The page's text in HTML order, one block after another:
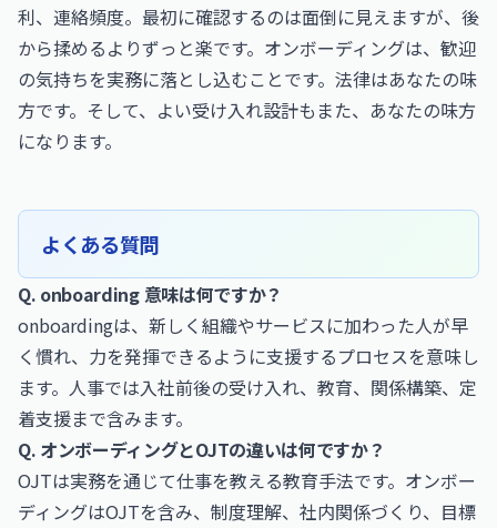
利、連絡頻度。最初に確認するのは面倒に見えますが、後
から揉めるよりずっと楽です。オンボーディングは、歓迎
の気持ちを実務に落とし込むことです。法律はあなたの味
方です。そして、よい受け入れ設計もまた、あなたの味方
になります。
よくある質問
Q. onboarding 意味は何ですか？
onboardingは、新しく組織やサービスに加わった人が早
く慣れ、力を発揮できるように支援するプロセスを意味し
ます。人事では入社前後の受け入れ、教育、関係構築、定
着支援まで含みます。
Q. オンボーディングとOJTの違いは何ですか？
OJTは実務を通じて仕事を教える教育手法です。オンボー
ディングはOJTを含み、制度理解、社内関係づくり、目標